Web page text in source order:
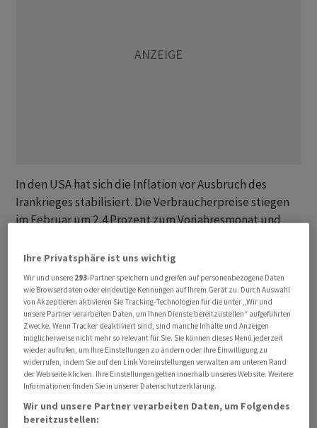
In den USA hat sich die Inflation vor Ausbruch des
Irankrieges stabilisiert. Die Verbraucherpreise stiegen
im ‌Februar ⁠um 2,4 Prozent zum Vorjahresmonat und
Arbeitsministerium am Mittwoch mitteilte. Von Reuters
‌befragte Volkswirte hatten damit gerechnet. In ersten
‌Reaktionen hiess es dazu:
Thomas Gitzel, VP Bank:
«Die Inflationsentwicklung im Februar ist
unspektakulär. Erfreulich ist, dass gegenüber dem
Vorjahresmonat die Mieten weniger stark stiegen. In
Anbetracht des im Zuge des Iran-Kriegs gestiegenen
Ihre Privatsphäre ist uns wichtig
Wir und unsere 293-Partner speichern und greifen auf personenbezogene Daten
wie Browserdaten oder eindeutige Kennungen auf Ihrem Gerät zu. Durch Auswahl
von Akzeptieren aktivieren Sie Tracking-Technologien für die unter „Wir und
unsere Partner verarbeiten Daten, um Ihnen Dienste bereitzustellen“ aufgeführten
Zwecke. Wenn Tracker deaktiviert sind, sind manche Inhalte und Anzeigen
möglicherweise nicht mehr so relevant für Sie. Sie können dieses Menü jederzeit
wieder aufrufen, um Ihre Einstellungen zu ändern oder Ihre Einwilligung zu
widerrufen, indem Sie auf den Link Voreinstellungen verwalten am unteren Rand
der Webseite klicken. Ihre Einstellungen gelten innerhalb unseres Website. Weitere
Informationen finden Sie in unserer Datenschutzerklärung.
Wir und unsere Partner verarbeiten Daten, um Folgendes
bereitzustellen: